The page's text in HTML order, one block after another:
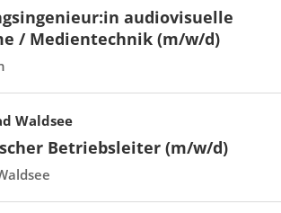
audiovisuelle
/ Medientechnik (m/w/d)
Waldsee
Betriebsleiter (m/w/d)